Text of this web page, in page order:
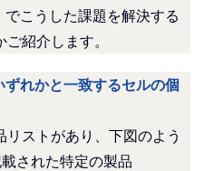
こうした課題を解決する
紹介します。
れかと一致するセルの個
ストがあり、下図のよう
された特定の製品